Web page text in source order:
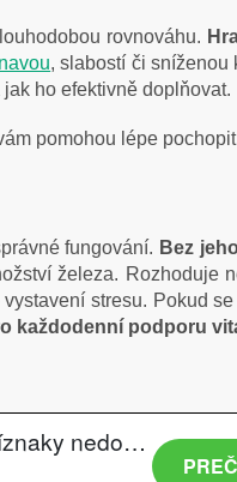
rovnováhu.
, slabostí či sníženou
ho efektivně doplňovat.
pomohou lépe
fungování. Bez
železa. Rozhoduje
stresu. Pokud
každodenní podporu